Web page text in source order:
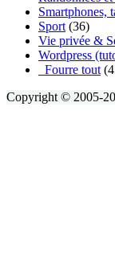
Smartphones,
Sport (36)
Vie privée &
Wordpress
_Fourre tout
Copyright © 2005-